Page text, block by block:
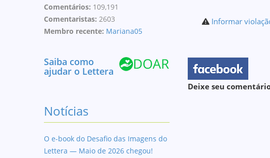
Comentários: 109,191
Comentaristas: 2603
Membro recente: Mariana05
Saiba como
ajudar o Lettera
Notícias
O e-book do Desafio das Imagens do
Lettera — Maio de 2026 chegou!
Informar
Deixe seu